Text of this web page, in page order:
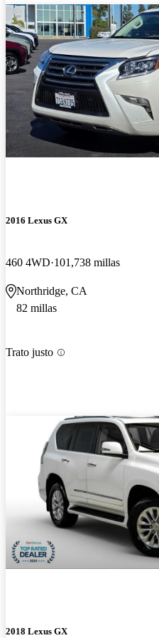
2016 Lexus GX
460 4WD 101,738 millas
Northridge, CA
82 millas
Trato justo
2018 Lexus GX